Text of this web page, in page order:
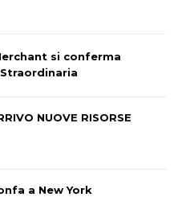
si conferma
NUOVE RISORSE
a New York